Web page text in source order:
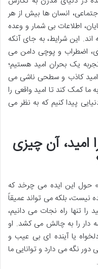
انسان ها بیش از هر
اطلاعات بی شمار و وعده
اند. این شرایط، به جای آنکه
اضطراب و پوچی دامن می
یک بحران امید هستیم؛
امید کاذب و سطحی ناشی می
ما کمک کند تا امید واقعی را
پیدا کنیم که به نظر می
امید، آن چیزی
حول این ایده می چرخد که
نیست، بلکه می تواند عمیقاً
تنها راه نجات می دانیم،
دار را به چالش می کشد. او
یا آینده ای بی عیب و
نگه می دارد و توانایی ما